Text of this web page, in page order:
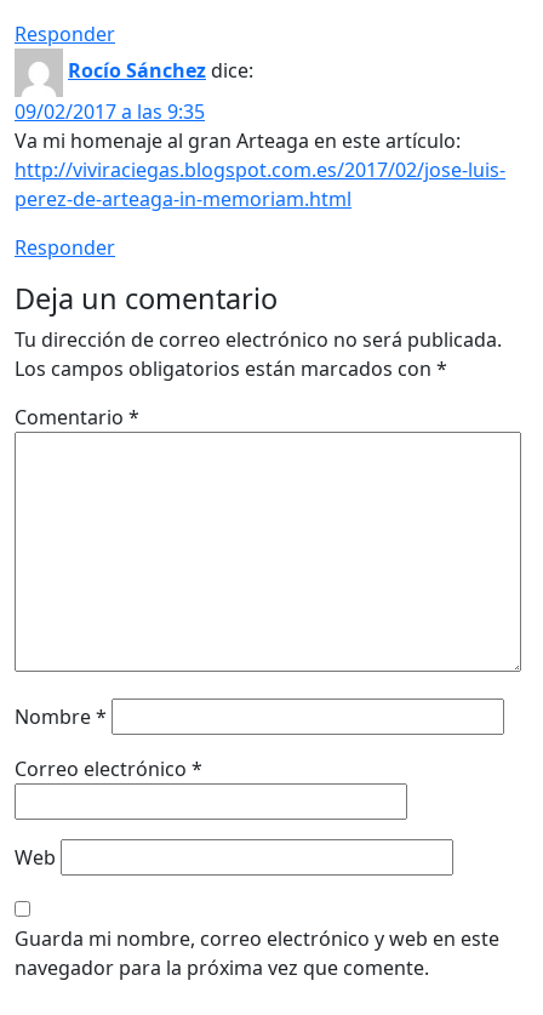
Responder
Rocío Sánchezdice:
09/02/2017 a las 9:35
Va mi homenaje al gran Arteaga en este artículo:
http://viviraciegas.blogspot.com.es/2017/02/jose-luis-
perez-de-arteaga-in-memoriam.html
Responder
Deja un comentario
Tu dirección de correo electrónico no será publicada.
Los campos obligatorios están marcados con *
Comentario *
Nombre*
Correo electrónico *
Web
Guarda mi nombre, correo electrónico y web en este
navegador para la próxima vez que comente.